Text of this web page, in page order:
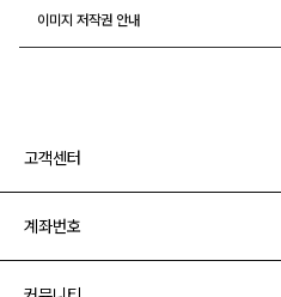
이미지 저작권 안내
고객센터
계좌번호